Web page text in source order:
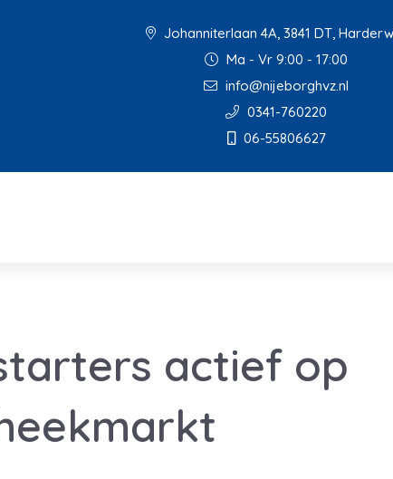
Johanniterlaan 4A, 3841 DT,
Ma - Vr 9:00 - 17:00
info@nijeborghvz.nl
0341-760220
06-55806627
actief op